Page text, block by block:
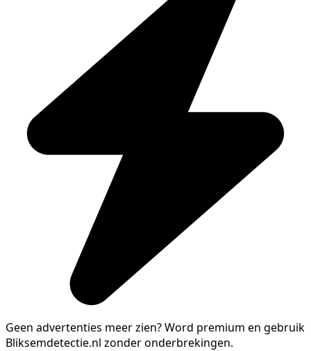
Geen advertenties meer zien?Word premium en gebruik
Bliksemdetectie.nl zonder onderbrekingen.